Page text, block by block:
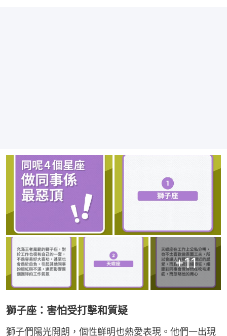
+11
獅子座：害怕受打擊和質疑
獅子們陽光開朗，個性鮮明也熱愛表現。他們一出現